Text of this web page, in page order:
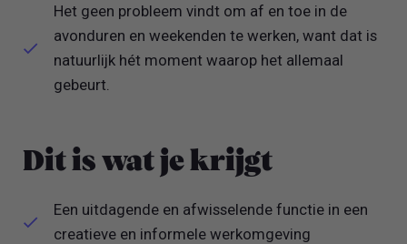
Het geen probleem vindt om af en toe in de
avonduren en weekenden te werken, want dat is
natuurlijk hét moment waarop het allemaal
gebeurt.
Dit is wat je krijgt
Een uitdagende en afwisselende functie in een
creatieve en informele werkomgeving